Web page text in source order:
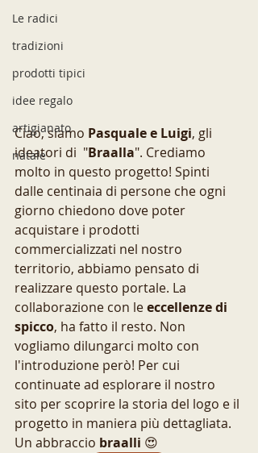
Le radici
tradizioni
prodotti tipici
idee regalo
artigianato
natale
Ciao, siamo Pasquale e Luigi, gli
ideatori di  "Braalla". Crediamo
molto in questo progetto! Spinti
dalle centinaia di persone che ogni
giorno chiedono dove poter
acquistare i prodotti
commercializzati nel nostro
territorio, abbiamo pensato di
realizzare questo portale. La
collaborazione con le eccellenze di
spicco, ha fatto il resto. Non
vogliamo dilungarci molto con
l'introduzione però! Per cui
continuate ad esplorare il nostro
sito per scoprire la storia del logo e il
progetto in maniera più dettagliata.
Un abbraccio braalli 😍